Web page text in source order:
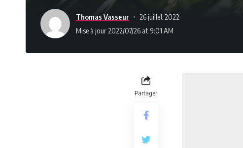
Thomas Vasseur
26 juillet 2022
Mise à jour 2022/07/26 at 9:01 AM
Partager